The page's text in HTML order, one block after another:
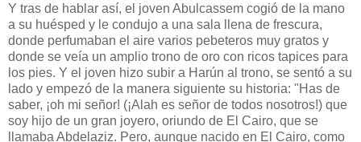
Y tras de hablar así, el joven Abulcassem cogió de la mano
a su huésped y le condujo a una sala llena de frescura,
donde perfumaban el aire varios pebeteros muy gratos y
donde se veía un amplio trono de oro con ricos tapices para
los pies. Y el joven hizo subir a Harún al trono, se sentó a su
lado y empezó de la manera siguiente su historia: "Has de
saber, ¡oh mi señor! (¡Alah es señor de todos nosotros!) que
soy hijo de un gran joyero, oriundo de El Cairo, que se
llamaba Abdelaziz. Pero, aunque nacido en El Cairo, como